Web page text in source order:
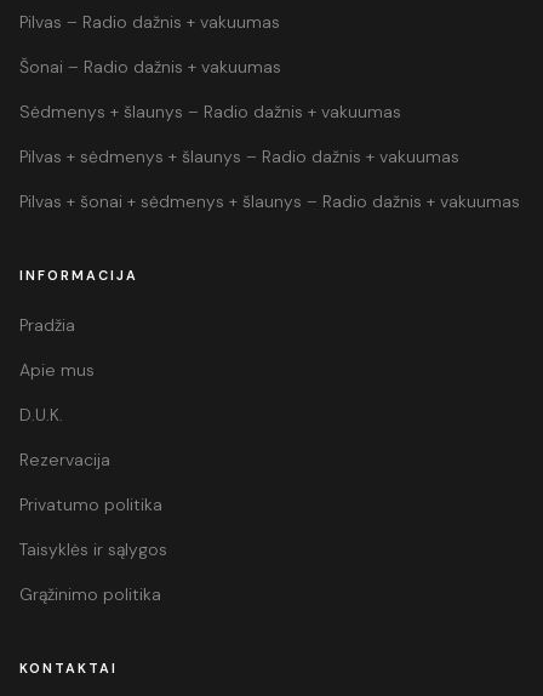
Pilvas – Radio dažnis + vakuumas
Šonai – Radio dažnis + vakuumas
Sėdmenys + šlaunys – Radio dažnis + vakuumas
Pilvas + sėdmenys + šlaunys – Radio dažnis + vakuumas
Pilvas + šonai + sėdmenys + šlaunys – Radio dažnis + vakuumas
INFORMACIJA
Pradžia
Apie mus
D.U.K.
Rezervacija
Privatumo politika
Taisyklės ir sąlygos
Grąžinimo politika
KONTAKTAI